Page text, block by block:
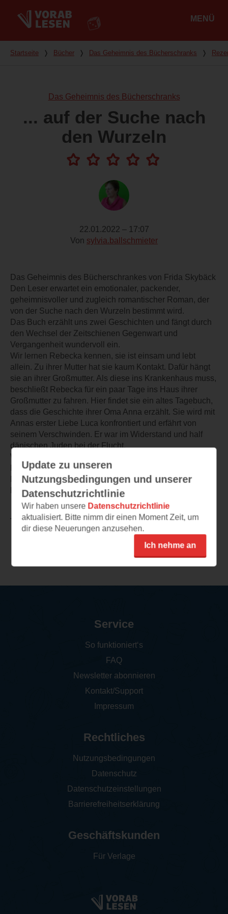
MENÜ
Du bist hier
Startseite ❭ Bücher ❭ Das Geheimnis des Bücherschranks ❭
Das Geheimnis des Bücherschranks
... auf der Suche nach
den Wurzeln
22.01.2022 – 17:07
Von sylvia.ballschmieter
Das Geheimnis des Bücherschrankes von Frida Skybäck
Den Leser erwartet ein emotionaler, packender,
geheimnisvoller und zugleich romantischer Roman, der
von der Suche nach den Wurzeln bestimmt wird.
Das Buch erzählt uns zwei Geschichten und fängt durch
den Wechsel der Zeitschienen Gegenwart und
Vergangenheit wundervoll ein.
Wir lernen Rebecka kennen, sie ist einsam und lebt
allein. Zu ihrer Mutter hat sie kaum Kontakt. Dafür hängt
sie an ihrer Großmutter. Als diese ins Krankenhaus muss,
beschließt Rebecka für ein paar Tage ins Haus ihrer
Großmutter zu fahren. Hier findet sie ein altes Tagebuch,
dass die Geschichte ihrer Oma Anna erzählt. Sie wird mit
Annas erster Liebe Luca konfrontiert und erfährt von
seinem Verschwinden. Er war im Widerstand und half
dänischen Juden bei der Flucht.
Was mag aus ihm geworden sein? Rebecka versucht das
Rätsel zu lösen und entdeckt Unglaubliches.
Mit viel Feingefühl lässt uns die Autorin an Annas und
Rebeckas Leben teilhaben.
TEILEN
Update zu unseren
Nutzungsbedingungen und unserer
Datenschutzrichtlinie
Wir haben unsere Datenschutzrichtlinie
aktualisiert. Bitte nimm dir einen Moment Zeit, um
dir diese Neuerungen anzusehen.
Ich nehme an
Service
So funktioniert‘s
FAQ
Newsletter abonnieren
Kontakt/Support
Impressum
Rechtliches
Nutzungsbedingungen
Datenschutz
Datenschutzeinstellungen
Barrierefreiheitserklärung
Geschäftskunden
Für Verlage